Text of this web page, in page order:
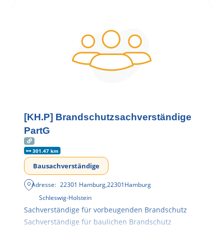
[KH.P] Brandschutzsachverständige
PartG
301.47 km
Bausachverständige
Adresse: 22301 Hamburg,22301Hamburg
Schleswig-Holstein
Sachverständige für vorbeugenden Brandschutz
Sachverständige für baulichen Brandschutz